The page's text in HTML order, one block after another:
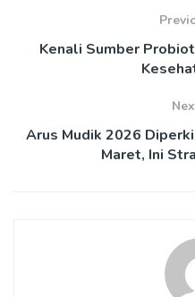
Kenali Sumber
Arus Mudik 2026
Maret, Ini